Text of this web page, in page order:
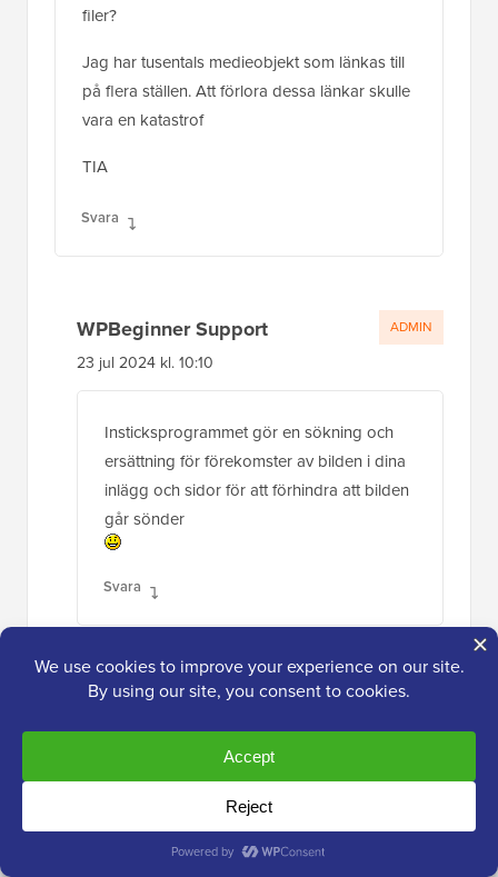
filer?
Jag har tusentals medieobjekt som länkas till
på flera ställen. Att förlora dessa länkar skulle
vara en katastrof
TIA
Svara
WPBeginner Support
23 jul 2024 kl. 10:10
Insticksprogrammet gör en sökning och
ersättning för förekomster av bilden i dina
inlägg och sidor för att förhindra att bilden
går sönder
Svara
ADMIN